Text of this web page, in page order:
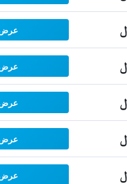
عرض
عرض
عرض
عرض
عرض